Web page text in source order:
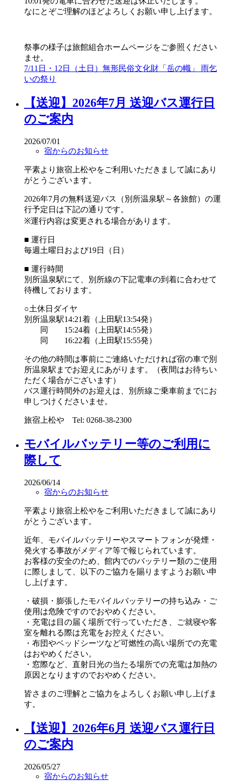
なにとぞご理解のほどよろしくお願い申し上げます。
祭事の様子は旅館組合ホームページをご参照ください
ませ。
7/11日・12日（土日）無形民俗文化財「岳の幟」 雨乞
いの祭り
【送迎】2026年7月 送迎バス運行日
のご案内
2026/07/01
宿からのお知らせ
平素より旅宿上松やをご利用いただきまして誠にあり
がとうございます。
2026年7月の無料送迎バス（別所温泉駅～各旅館）の運
行予定日は下記の通りです。
※運行内容は変更される場合があります。
■ 運行日
毎週土曜日および19日（日）
■ 運行時間
別所温泉駅にて、別所線の下記電車の到着に合わせて
待機しております。
○土休日ダイヤ
別所温泉駅14:21着（上田駅13:54発）
同 15:24着（上田駅14:55発）
同 16:22着（上田駅15:55発）
その他の時間は事前にご連絡いただければ宿の車で別
所温泉駅までお迎えにあがります。（夜間はお待ちい
ただく場合がございます）
バス運行時間外のお迎えは、別所線ご乗車前までにお
申しつけくださいませ。
旅宿上松や Tel: 0268-38-2300
モバイルバッテリー等のご利用に
際して
2026/06/14
宿からのお知らせ
平素より旅宿上松やをご利用いただきまして誠にあり
がとうございます。
近年、モバイルバッテリーやスマートフォンが発煙・
発火する事故がメディア等で報じられています。
お客様の安全のため、館内でのバッテリー類のご使用
に際しまして、以下のご協力を賜りますようお願い申
し上げます。
・破損・膨張したモバイルバッテリーの持ち込み・ご
使用は危険ですのでおやめください。
・充電は目の届く場所で行っていただき、ご就寝や客
室を離れる際は充電をお控えください。
・布団やベッドシーツなど可燃性の高い場所での充電
はおやめください。
・窓際など、直射日光の当たる場所での充電は加熱の
原因となりますのでおやめください。
皆さまのご理解とご協力をよろしくお願い申し上げま
す。
【送迎】2026年6月 送迎バス運行日
のご案内
2026/05/27
宿からのお知らせ